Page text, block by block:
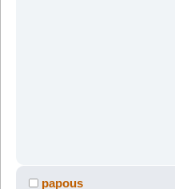
papous